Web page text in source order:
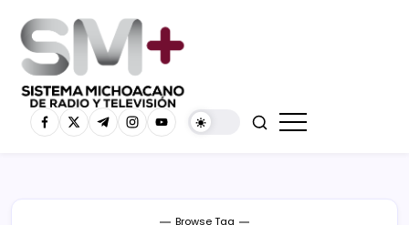
Browse Tag